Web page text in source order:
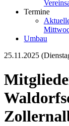
Termine
Umbau
25.11.2025